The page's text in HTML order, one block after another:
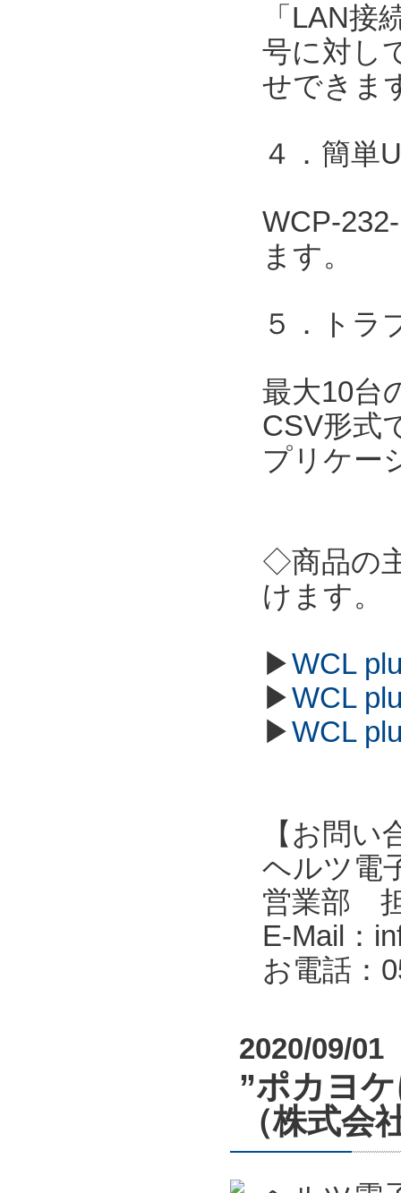
「LAN
号に対し
せできま
４．簡単
WCP-
ます。
５．トラ
最大10台
CSV形式
プリケー
◇商品の
けます。
▶WCL
▶WCL
▶WCL
【お問い
ヘルツ電
営業部
E-Mail：
お電話：
2020/09/01
”ポカヨ
（株式会